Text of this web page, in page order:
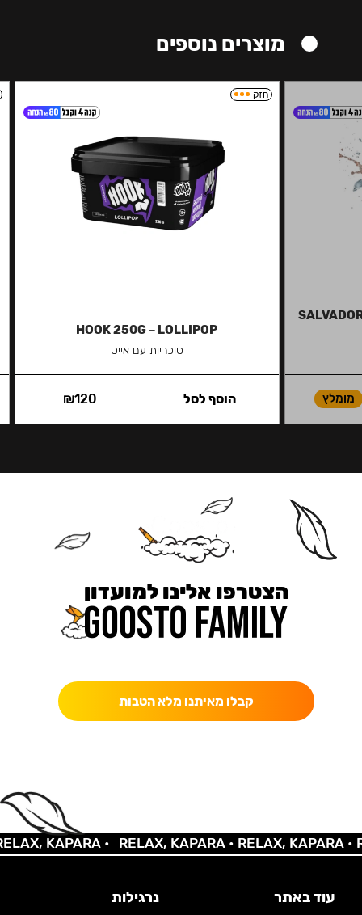
מוצרים נוספים
מומלץ
חזק
HOOK 250G – LOLLIPOP
סוכריות עם אייס
₪120 הוסף לסל
הצטרפו אלינו למועדון
קבלו מאיתנו מלא הטבות
KAPARA • RELAX, KAPARA •RELAX, KAPARA •
עוד באתר נרגילות